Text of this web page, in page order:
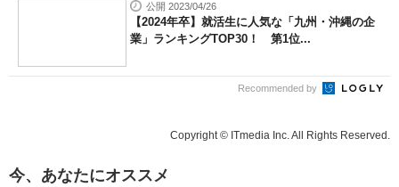
公開 2023/04/26
【2024年卒】就活生に人気な「九州・沖縄の企
業」ランキングTOP30！ 第1位...
Recommended by
Copyright © ITmedia Inc. All Rights Reserved.
今、あなたにオススメ